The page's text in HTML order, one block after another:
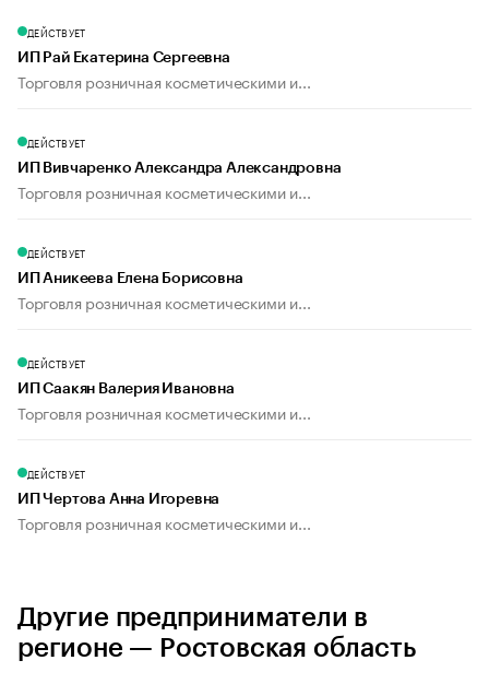
ДЕЙСТВУЕТ
ИП Рай Екатерина Сергеевна
Торговля розничная косметическими и...
ДЕЙСТВУЕТ
ИП Вивчаренко Александра Александровна
Торговля розничная косметическими и...
ДЕЙСТВУЕТ
ИП Аникеева Елена Борисовна
Торговля розничная косметическими и...
ДЕЙСТВУЕТ
ИП Саакян Валерия Ивановна
Торговля розничная косметическими и...
ДЕЙСТВУЕТ
ИП Чертова Анна Игоревна
Торговля розничная косметическими и...
Другие предприниматели в
регионе — Ростовская область